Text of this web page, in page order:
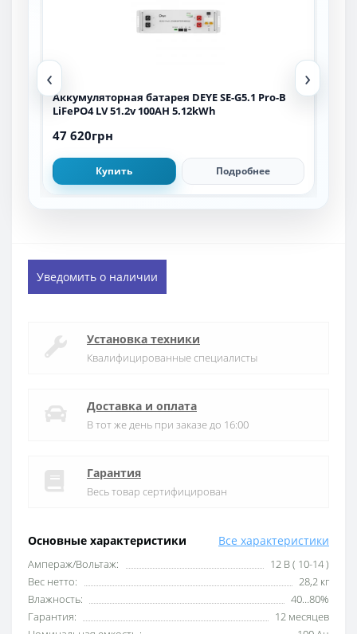
‹
Аккумуляторная батарея DEYE SE-G5.1 Pro-B
LiFePO4 LV 51.2v 100AH 5.12kWh
47 620грн
Купить Подробнее
›
Основные характеристики Все характеристики
Ампераж/Вольтаж:
12 В ( 10-14 )
Вес нетто:
28,2 кг
Влажность:
40…80%
Гарантия:
12 месяцев
Уведомить о наличии
Установка техники
Квалифицированные специалисты
Доставка и оплата
В тот же день при заказе до 16:00
Гарантия
Весь товар сертифицирован